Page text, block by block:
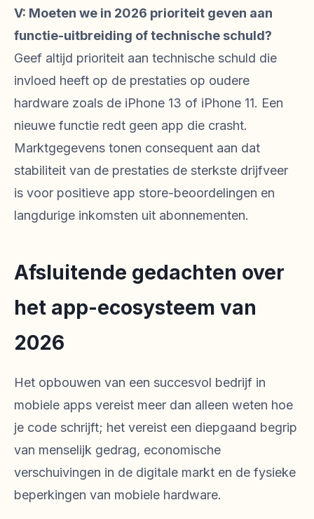
V: Moeten we in 2026 prioriteit geven aan
functie-uitbreiding of technische schuld?
Geef altijd prioriteit aan technische schuld die
invloed heeft op de prestaties op oudere
hardware zoals de iPhone 13 of iPhone 11. Een
nieuwe functie redt geen app die crasht.
Marktgegevens tonen consequent aan dat
stabiliteit van de prestaties de sterkste drijfveer
is voor positieve app store-beoordelingen en
langdurige inkomsten uit abonnementen.
Afsluitende gedachten over
het app-ecosysteem van
2026
Het opbouwen van een succesvol bedrijf in
mobiele apps vereist meer dan alleen weten hoe
je code schrijft; het vereist een diepgaand begrip
van menselijk gedrag, economische
verschuivingen in de digitale markt en de fysieke
beperkingen van mobiele hardware.